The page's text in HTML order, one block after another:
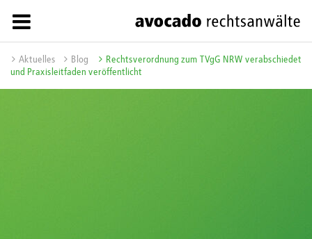
Aktuelles Blog
Rechtsverordnung zum TVgG NRW verabschiedet
und Praxisleitfaden veröffentlicht